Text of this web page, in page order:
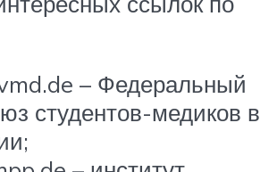
– Федеральный
студентов-медиков в